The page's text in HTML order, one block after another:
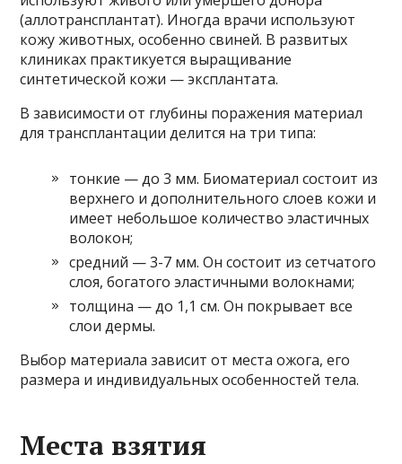
(аллотрансплантат). Иногда врачи используют
кожу животных, особенно свиней. В развитых
клиниках практикуется выращивание
синтетической кожи — эксплантата.
В зависимости от глубины поражения материал
для трансплантации делится на три типа:
тонкие — до 3 мм. Биоматериал состоит из
верхнего и дополнительного слоев кожи и
имеет небольшое количество эластичных
волокон;
средний — 3-7 мм. Он состоит из сетчатого
слоя, богатого эластичными волокнами;
толщина — до 1,1 см. Он покрывает все
слои дермы.
Выбор материала зависит от места ожога, его
размера и индивидуальных особенностей тела.
Места взятия